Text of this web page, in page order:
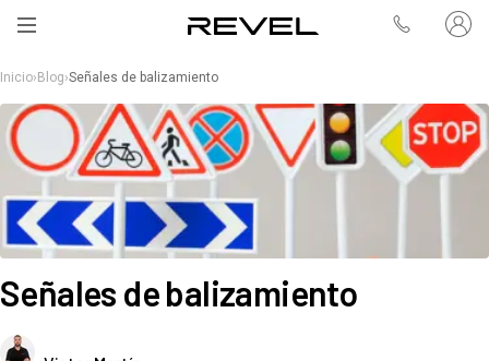
Inicio› Blog›Señales de balizamiento
Señales de balizamiento